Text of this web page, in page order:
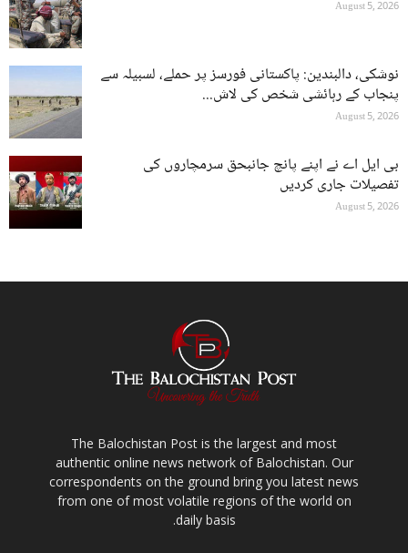
August 5, 2026
نوشکی، دالبندین: پاکستانی فورسز پر حملے، لسبیلہ سے
پنجاب کے رہائشی شخص کی لاش...
August 5, 2026
بی ایل اے نے اپنے پانچ جانبحق سرمچاروں کی
تفصیلات جاری کردیں
August 5, 2026
The Balochistan Post is the largest and most
authentic online news network of Balochistan. Our
correspondents on the ground bring you latest news
from one of most volatile regions of the world on
daily basis.